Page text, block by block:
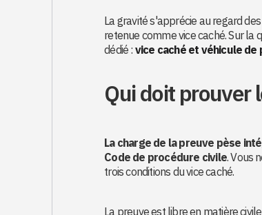
La gravité s'apprécie au regard
retenue comme vice caché. Sur la
dédié :vice caché et véhicule de
Qui doit prouver
La charge de la preuve pèse
Code de procédure civile. Vous
trois conditions du vice caché.
La preuve est libre en matière